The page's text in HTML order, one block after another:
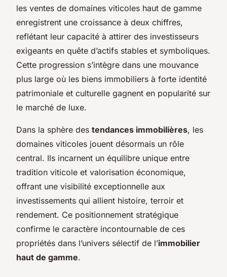
les ventes de domaines viticoles haut de gamme
enregistrent une croissance à deux chiffres,
reflétant leur capacité à attirer des investisseurs
exigeants en quête d’actifs stables et symboliques.
Cette progression s’intègre dans une mouvance
plus large où les biens immobiliers à forte identité
patrimoniale et culturelle gagnent en popularité sur
le marché de luxe.
Dans la sphère des tendances immobilières, les
domaines viticoles jouent désormais un rôle
central. Ils incarnent un équilibre unique entre
tradition viticole et valorisation économique,
offrant une visibilité exceptionnelle aux
investissements qui allient histoire, terroir et
rendement. Ce positionnement stratégique
confirme le caractère incontournable de ces
propriétés dans l’univers sélectif de l’immobilier
haut de gamme.